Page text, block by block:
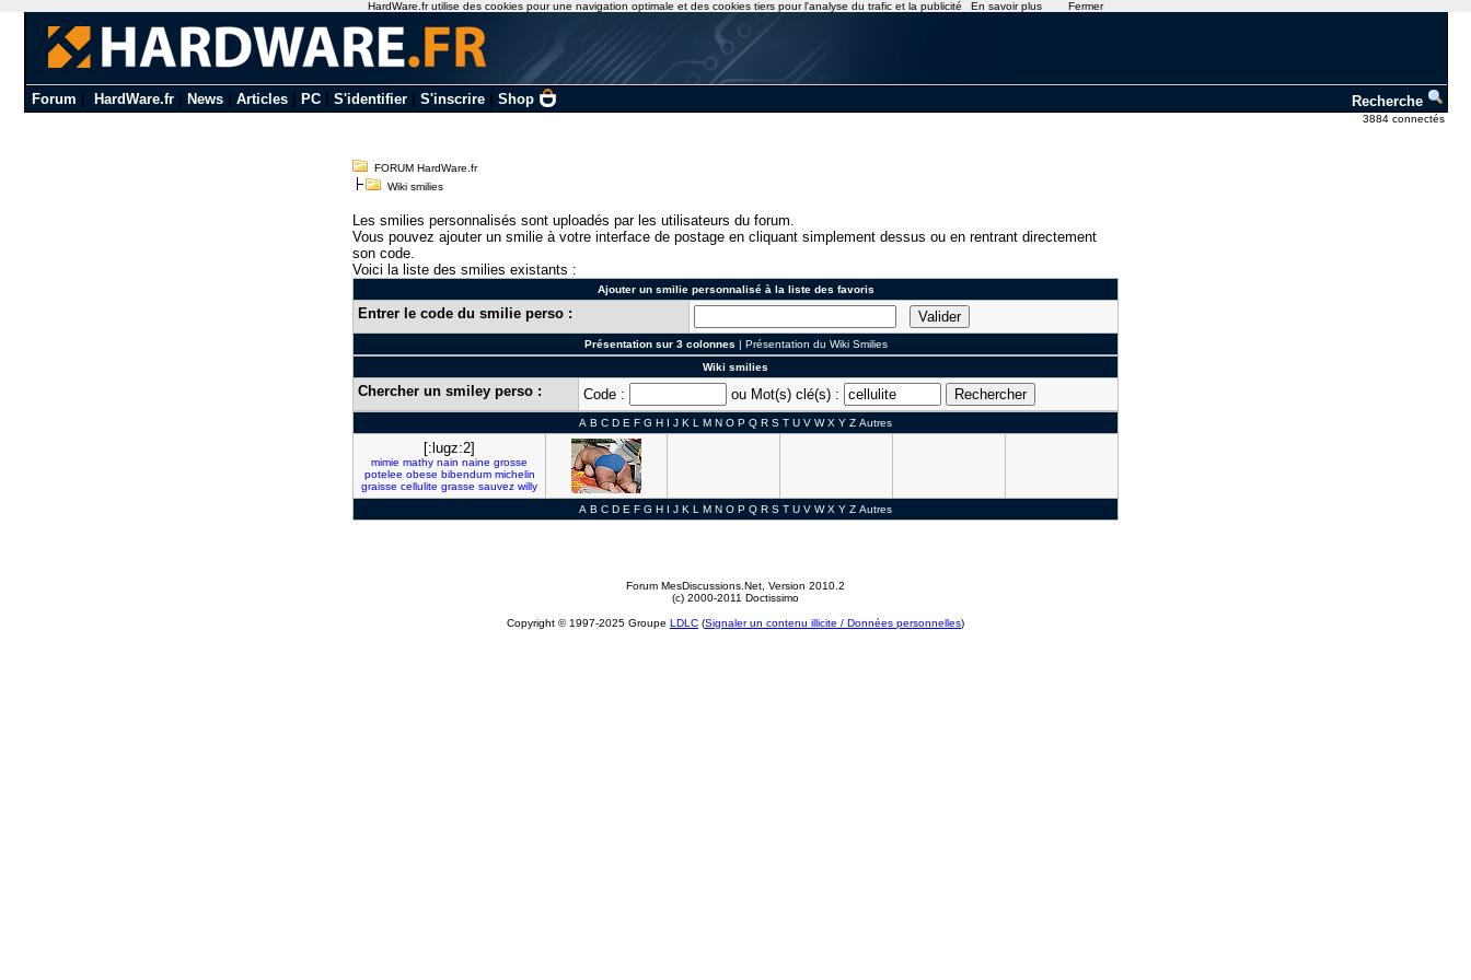
Forum HardWare.fr| News| Articles| PC| S'identifier| S'inscrire| Shop Recherche
3884 connectés
FORUM HardWare.fr
Wiki smilies
Les smilies personnalisés sont uploadés par les utilisateurs du forum.
Vous pouvez ajouter un smilie à votre interface de postage en cliquant simplement dessus ou en rentrant directement
son code.
Voici la liste des smilies existants :
Ajouter un smilie personnalisé à la liste des favoris
Entrer le code du smilie perso :
Présentation sur 3 colonnes | Présentation du Wiki Smilies
Wiki smilies
Chercher un smiley perso : Code : ou Mot(s) clé(s) :
A B C D E F G H I J K L M N O P Q R S T U V W X Y Z Autres
[:lugz:2]
mimie mathy nain naine grosse
potelee obese bibendum michelin
graisse cellulite grasse sauvez willy
A B C D E F G H I J K L M N O P Q R S T U V W X Y Z Autres
Forum MesDiscussions.Net , Version 2010.2
(c) 2000-2011 Doctissimo
Copyright © 1997-2025 Groupe LDLC (Signaler un contenu illicite / Données personnelles)
HardWare.fr utilise des cookies pour une navigation optimale et des cookies tiers pour l'analyse du trafic et la publicité En savoir plus Fermer